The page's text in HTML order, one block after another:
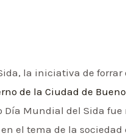
la iniciativa de
de la Ciudad de
Mundial del Sida
el tema de la